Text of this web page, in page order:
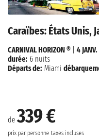
Caraïbes: États Unis,
de339 €
prix par personne taxes incluses
CARNIVAL HORIZON ®
4
durée: 6 nuits
Départs de: Miami